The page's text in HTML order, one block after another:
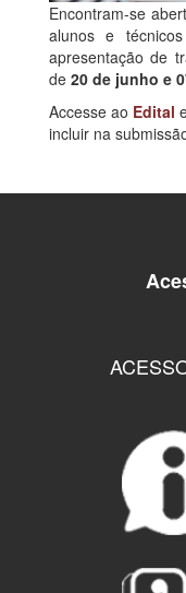
Encontram-se
alunos e
apresentação de
de 20 de junho e
Accesse ao Edital
incluir na